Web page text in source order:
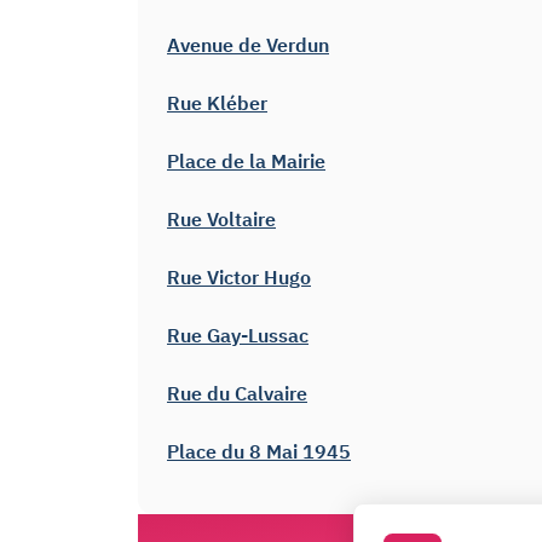
Avenue de Verdun
Rue Kléber
Place de la Mairie
Rue Voltaire
Rue Victor Hugo
Rue Gay-Lussac
Rue du Calvaire
Place du 8 Mai 1945